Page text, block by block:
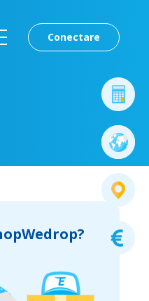
Conectare